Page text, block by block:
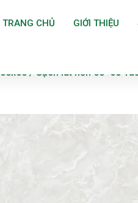
TRANG CHỦ GIỚI THIỆU
60x60 / Gạch lát nền 60×60